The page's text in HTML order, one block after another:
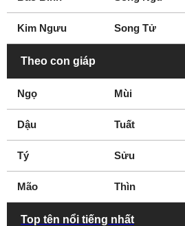
Kim Ngưu Song Tử
Theo con giáp
Ngọ Mùi
Dậu Tuất
Tý Sửu
Mão Thìn
Top tên nổi tiếng nhất